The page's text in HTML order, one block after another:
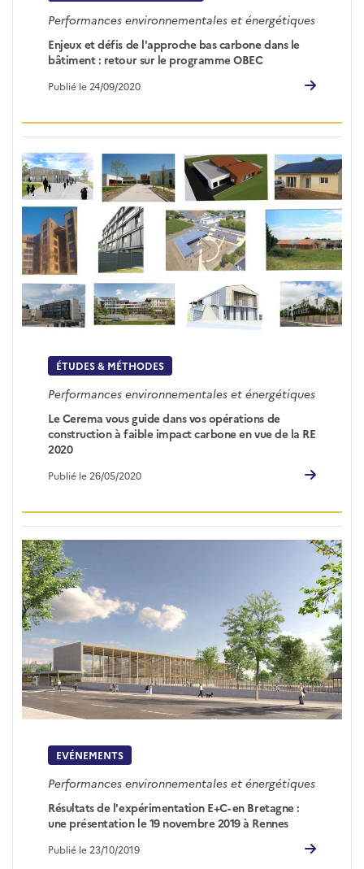
Performances environnementales et énergétiques
Enjeux et défis de l'approche bas carbone dans le
bâtiment : retour sur le programme OBEC
Publié le 24/09/2020
ÉTUDES & MÉTHODES
Performances environnementales et énergétiques
Le Cerema vous guide dans vos opérations de
construction à faible impact carbone en vue de la RE
2020
Publié le 26/05/2020
EVÉNEMENTS
Performances environnementales et énergétiques
Résultats de l'expérimentation E+C- en Bretagne :
une présentation le 19 novembre 2019 à Rennes
Publié le 23/10/2019